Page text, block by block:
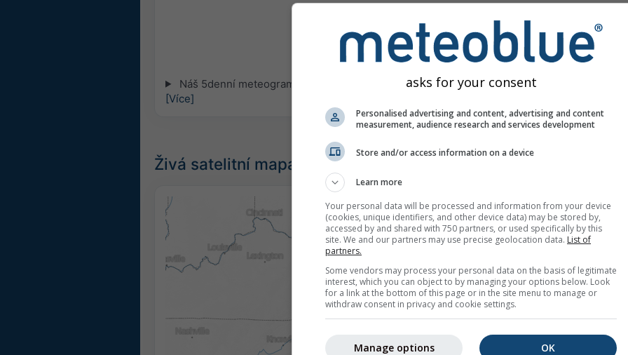
Náš 5denní meteogram pro Laurinburg nabízí veškeré informace o počasí ve 3
[Více]
Živá satelitní mapa, Spojené státy americké
asks for your consent
Personalised advertising and content, advertising and content
measurement, audience research and services development
Store and/or access information on a device
Learn more
Your personal data will be processed and information from your device
(cookies, unique identifiers, and other device data) may be stored by,
accessed by and shared with 750 partners, or used specifically by this
site. We and our partners may use precise geolocation data. List of
partners.
Some vendors may process your personal data on the basis of legitimate
interest, which you can object to by managing your options below. Look
for a link at the bottom of this page or in the site menu to manage or
withdraw consent in privacy and cookie settings.
OK
Manage options